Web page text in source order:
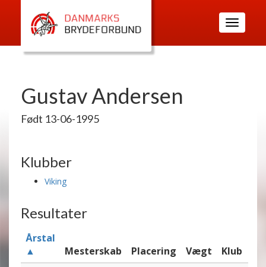
Toggle
navigation
Gustav Andersen
Født 13-06-1995
Klubber
Viking
Resultater
Årstal
▲
Mesterskab Placering Vægt Klub